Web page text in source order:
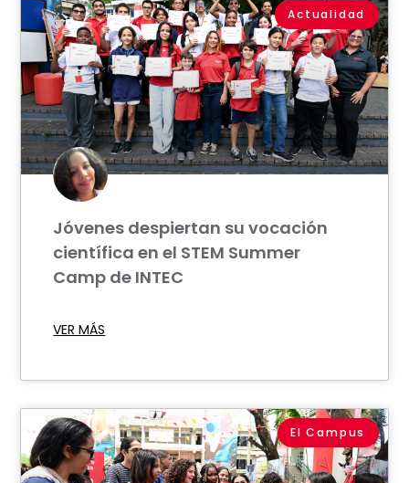
Actualidad
Jóvenes despiertan su vocación
científica en el STEM Summer
Camp de INTEC
VER MÁS
El Campus